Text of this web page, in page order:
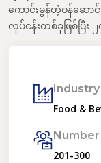
ကောင်းမွန်တဲ့ဝန်ဆေ
လုပ်ငန်းတစ်ခုဖြစ်ပြီ
Industry
Food &
201-300